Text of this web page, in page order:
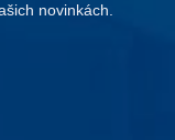
novinkách.